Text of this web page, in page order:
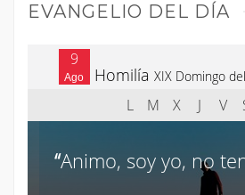
EVANGELIO DEL DÍA